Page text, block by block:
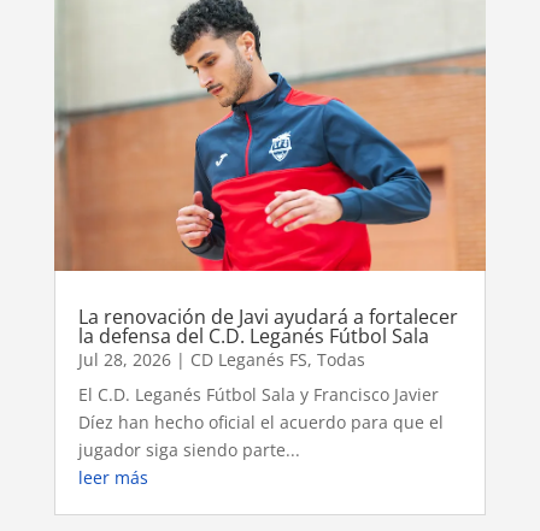
La renovación de Javi ayudará a fortalecer
la defensa del C.D. Leganés Fútbol Sala
Jul 28, 2026| CD Leganés FS, Todas
El C.D. Leganés Fútbol Sala y Francisco Javier
Díez han hecho oficial el acuerdo para que el
jugador siga siendo parte...
leer más